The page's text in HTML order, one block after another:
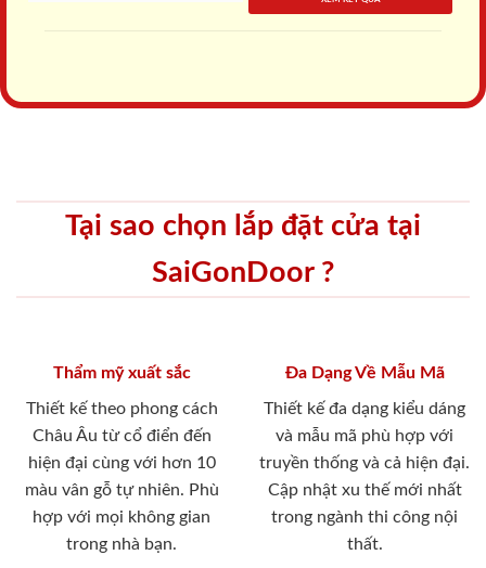
Tại sao chọn lắp đặt cửa tại
SaiGonDoor ?
Thẩm mỹ xuất sắc
Thiết kế theo phong cách
Châu Âu từ cổ điển đến
hiện đại cùng với hơn 10
màu vân gỗ tự nhiên. Phù
hợp với mọi không gian
trong nhà bạn.
Đa Dạng Về Mẫu Mã
Thiết kế đa dạng kiểu dáng
và mẫu mã phù hợp với
truyền thống và cả hiện đại.
Cập nhật xu thế mới nhất
trong ngành thi công nội
thất.